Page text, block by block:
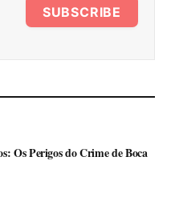
SUBSCRIBE
Os Perigos do Crime de Boca